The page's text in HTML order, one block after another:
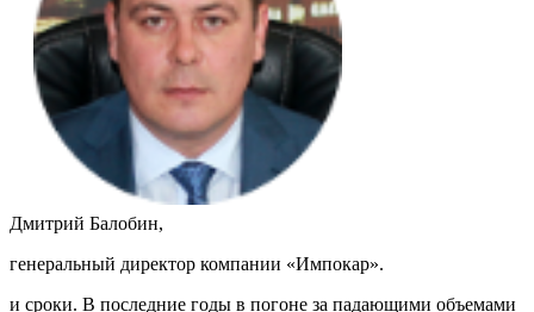
Дмитрий Балобин,
генеральный директор компании «Импокар».
и сроки. В последние годы в погоне за падающими объемами